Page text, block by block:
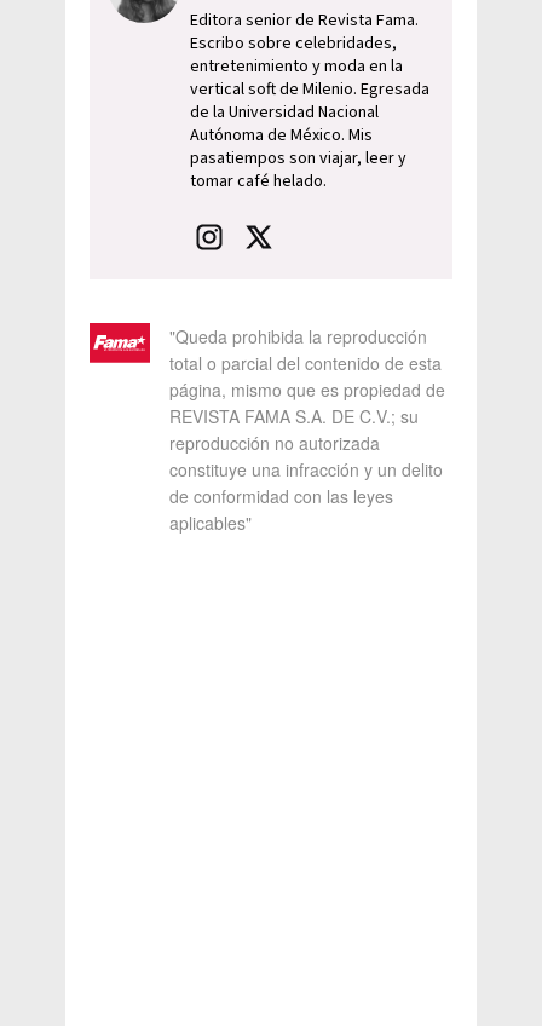
Editora senior de Revista Fama.
Escribo sobre celebridades,
entretenimiento y moda en la
vertical soft de Milenio. Egresada
de la Universidad Nacional
Autónoma de México. Mis
pasatiempos son viajar, leer y
tomar café helado.
"Queda prohibida la reproducción
total o parcial del contenido de esta
página, mismo que es propiedad de
REVISTA FAMA S.A. DE C.V.; su
reproducción no autorizada
constituye una infracción y un delito
de conformidad con las leyes
aplicables"